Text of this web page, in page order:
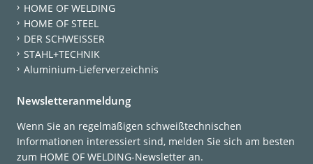
HOME OF WELDING
HOME OF STEEL
DER SCHWEISSER
STAHL+TECHNIK
Aluminium-Lieferverzeichnis
Newsletteranmeldung
Wenn Sie an regelmäßigen schweißtechnischen
Informationen interessiert sind, melden Sie sich am besten
zum HOME OF WELDING-Newsletter an.